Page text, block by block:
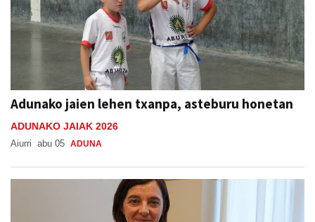
Adunako jaien lehen txanpa, asteburu honetan
ADUNAKO JAIAK 2026
Aiurri abu 05 ADUNA